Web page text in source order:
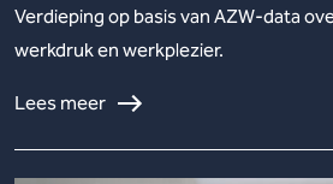
Verdieping op basis van AZW-data
werkdruk en werkplezier.
Lees meer